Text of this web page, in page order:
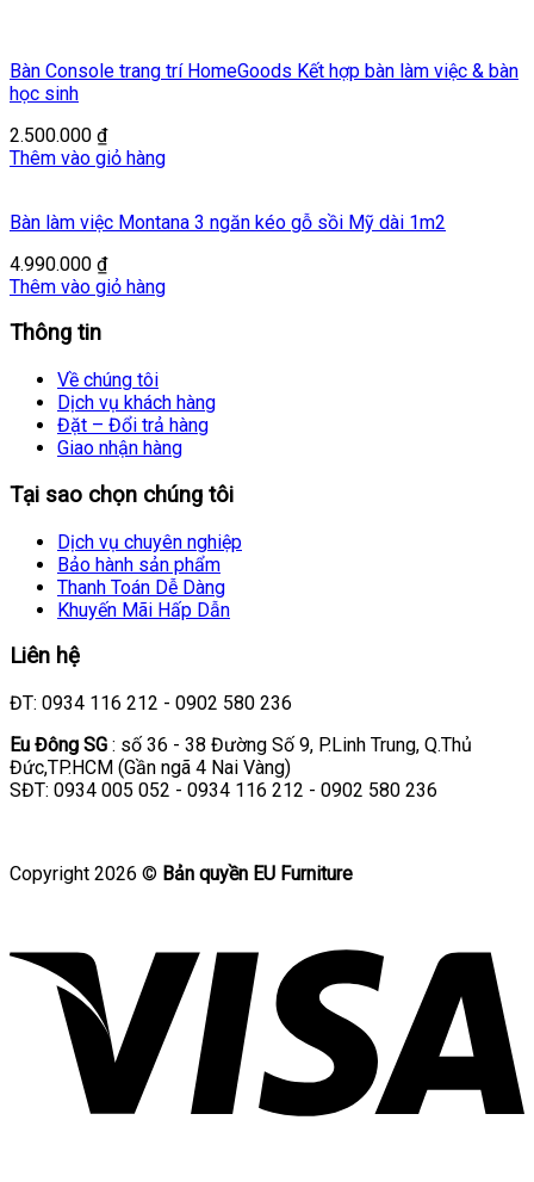
Bàn Console trang trí HomeGoods Kết hợp bàn làm việc & bàn
học sinh
2.500.000 ₫
Thêm vào giỏ hàng
Bàn làm việc Montana 3 ngăn kéo gỗ sồi Mỹ dài 1m2
4.990.000 ₫
Thêm vào giỏ hàng
Thông tin
Về chúng tôi
Dịch vụ khách hàng
Đặt – Đổi trả hàng
Giao nhận hàng
Tại sao chọn chúng tôi
Dịch vụ chuyên nghiệp
Bảo hành sản phẩm
Thanh Toán Dễ Dàng
Khuyến Mãi Hấp Dẫn
Liên hệ
ĐT: 0934 116 212 - 0902 580 236
Eu Đông SG : số 36 - 38 Đường Số 9, P.Linh Trung, Q.Thủ
Đức,TP.HCM (Gần ngã 4 Nai Vàng)
SĐT: 0934 005 052 - 0934 116 212 - 0902 580 236
Copyright 2026 © Bản quyền EU Furniture